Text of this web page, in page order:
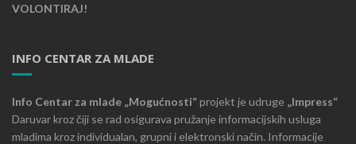
VOLONTIRAJ!
INFO CENTAR ZA MLADE
Info Centar za mlade „Mogućnosti“projekt je udruge „Impress“
Daruvar kroz čiji se rad osigurava pružanje informacijskih usluga
mladima kroz individualan, grupni i elektronski način. Informacije